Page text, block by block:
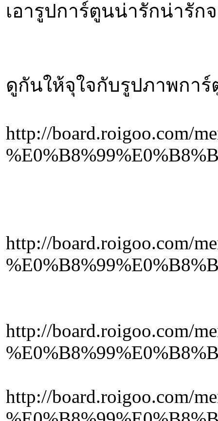
เอารูปการ์ตูนน่ารักน่ารั
ดูกันให้จุใจกับรูปภาพก
http://board.roigoo.com/
http://board.roigoo.com/
http://board.roigoo.com/
http://board.roigoo.com/